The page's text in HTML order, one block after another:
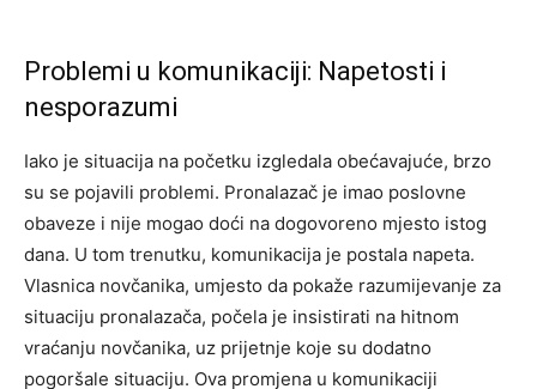
Problemi u komunikaciji: Napetosti i
nesporazumi
Iako je situacija na početku izgledala obećavajuće, brzo
su se pojavili problemi. Pronalazač je imao poslovne
obaveze i nije mogao doći na dogovoreno mjesto istog
dana. U tom trenutku, komunikacija je postala napeta.
Vlasnica novčanika, umjesto da pokaže razumijevanje za
situaciju pronalazača, počela je insistirati na hitnom
vraćanju novčanika, uz prijetnje koje su dodatno
pogoršale situaciju. Ova promjena u komunikaciji